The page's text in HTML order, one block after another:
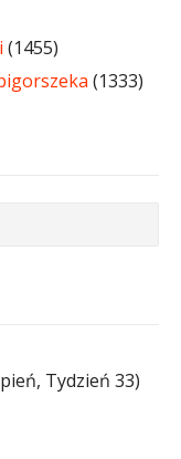
(1455)
(1333)
Tydzień 33)